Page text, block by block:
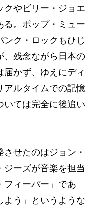
クやビリー・ジョエ
る。ポップ・ミュー
ンク・ロックもひじ
、残念ながら日本の
届かず、ゆえにディ
アルタイムでの記憶
いては完全に後追い
せたのはジョン・
ジーズが音楽を担当
フィーバー」であ
よう」というような